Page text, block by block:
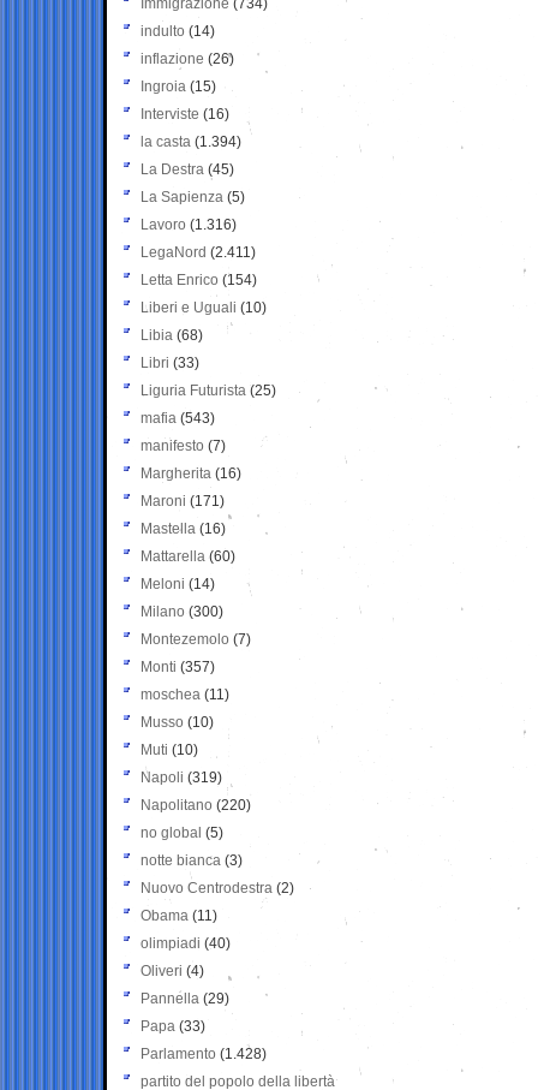
Immigrazione (734)
indulto (14)
inflazione (26)
Ingroia (15)
Interviste (16)
la casta (1.394)
La Destra (45)
La Sapienza (5)
Lavoro (1.316)
LegaNord (2.411)
Letta Enrico (154)
Liberi e Uguali (10)
Libia (68)
Libri (33)
Liguria Futurista (25)
mafia (543)
manifesto (7)
Margherita (16)
Maroni (171)
Mastella (16)
Mattarella (60)
Meloni (14)
Milano (300)
Montezemolo (7)
Monti (357)
moschea (11)
Musso (10)
Muti (10)
Napoli (319)
Napolitano (220)
no global (5)
notte bianca (3)
Nuovo Centrodestra (2)
Obama (11)
olimpiadi (40)
Oliveri (4)
Pannella (29)
Papa (33)
Parlamento (1.428)
partito del popolo della libertà